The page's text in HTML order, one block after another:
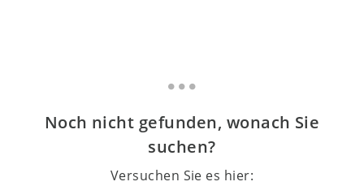
Noch nicht gefunden, wonach Sie
suchen?
Versuchen Sie es hier: